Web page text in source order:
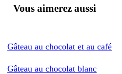
Vous aimerez aussi
Gâteau au chocolat et au café
Gâteau au chocolat blanc